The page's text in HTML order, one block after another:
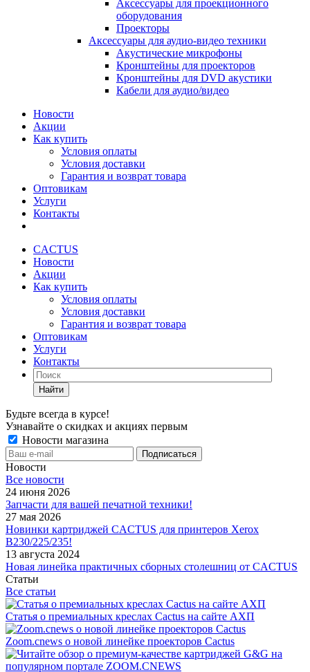
Аксессуары для проекционного
оборудования
Проекторы
Аксессуары для аудио-видео техники
Акустические микрофоны
Кронштейны для проекторов
Кронштейны для DVD акустики
Кабели для аудио/видео
Новости
Акции
Как купить
Условия оплаты
Условия доставки
Гарантия и возврат товара
Оптовикам
Услуги
Контакты
CACTUS
Новости
Акции
Как купить
Условия оплаты
Условия доставки
Гарантия и возврат товара
Оптовикам
Услуги
Контакты
Найти
Будьте всегда в курсе!
Узнавайте о скидках и акциях первым
Новости магазина
Новости
Все новости
24 июня 2026
Запчасти для вашей печатной техники!
27 мая 2026
Новинки картриджей CACTUS для принтеров Xerox
B230/225/235!
13 августа 2024
Новая линейка практичных сборных столешниц от CACTUS
Статьи
Все статьи
Статья о премиальных креслах Cactus на сайте АХП
Zoom.cnews о новой линейке проекторов Cactus